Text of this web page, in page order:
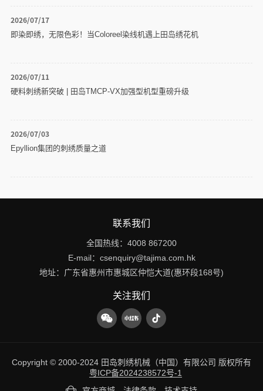
2026/07/17
即染即绣，无限色彩！当Coloreel染线机遇上田岛绣花机
2026/07/11
硬料刺绣新突破 | 田岛TMCP-VX加强型机型重磅升级
2026/07/03
Epyllion集团的刺绣质量之道
联系我们
全国热线： 4008 867200
E-mail： csenquiry@tajima.com.hk
地址： 广东省惠州市惠城区仲恺大道(惠环段168号)
关注我们
Copyright © 2000-2024 田岛刺绣机械（中国）有限公司 版权所有
粤ICP备2024238572号-1